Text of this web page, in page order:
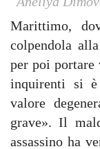
Marittimo,
colpendola
per poi
inquirenti si
valore
grave». Il
assassino ha